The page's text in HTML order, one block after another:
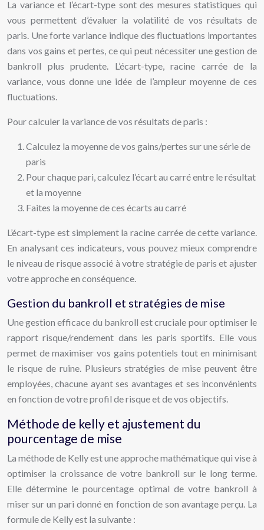
La variance et l’écart-type sont des mesures statistiques qui
vous permettent d’évaluer la volatilité de vos résultats de
paris. Une forte variance indique des fluctuations importantes
dans vos gains et pertes, ce qui peut nécessiter une gestion de
bankroll plus prudente. L’écart-type, racine carrée de la
variance, vous donne une idée de l’ampleur moyenne de ces
fluctuations.
Pour calculer la variance de vos résultats de paris :
Calculez la moyenne de vos gains/pertes sur une série de
paris
Pour chaque pari, calculez l’écart au carré entre le résultat
et la moyenne
Faites la moyenne de ces écarts au carré
L’écart-type est simplement la racine carrée de cette variance.
En analysant ces indicateurs, vous pouvez mieux comprendre
le niveau de risque associé à votre stratégie de paris et ajuster
votre approche en conséquence.
Gestion du bankroll et stratégies de mise
Une gestion efficace du bankroll est cruciale pour optimiser le
rapport risque/rendement dans les paris sportifs. Elle vous
permet de maximiser vos gains potentiels tout en minimisant
le risque de ruine. Plusieurs stratégies de mise peuvent être
employées, chacune ayant ses avantages et ses inconvénients
en fonction de votre profil de risque et de vos objectifs.
Méthode de kelly et ajustement du
pourcentage de mise
La méthode de Kelly est une approche mathématique qui vise à
optimiser la croissance de votre bankroll sur le long terme.
Elle détermine le pourcentage optimal de votre bankroll à
miser sur un pari donné en fonction de son avantage perçu. La
formule de Kelly est la suivante :